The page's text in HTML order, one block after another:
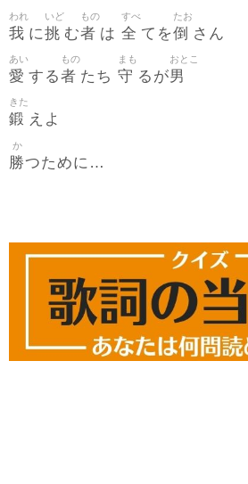
我
われ
に挑
いど
む者
もの
は 全
すべ
てを倒
たお
さん
愛
あい
する者
もの
たち 守
まも
るが男
おとこ
鍛
きた
えよ
勝
か
つために…